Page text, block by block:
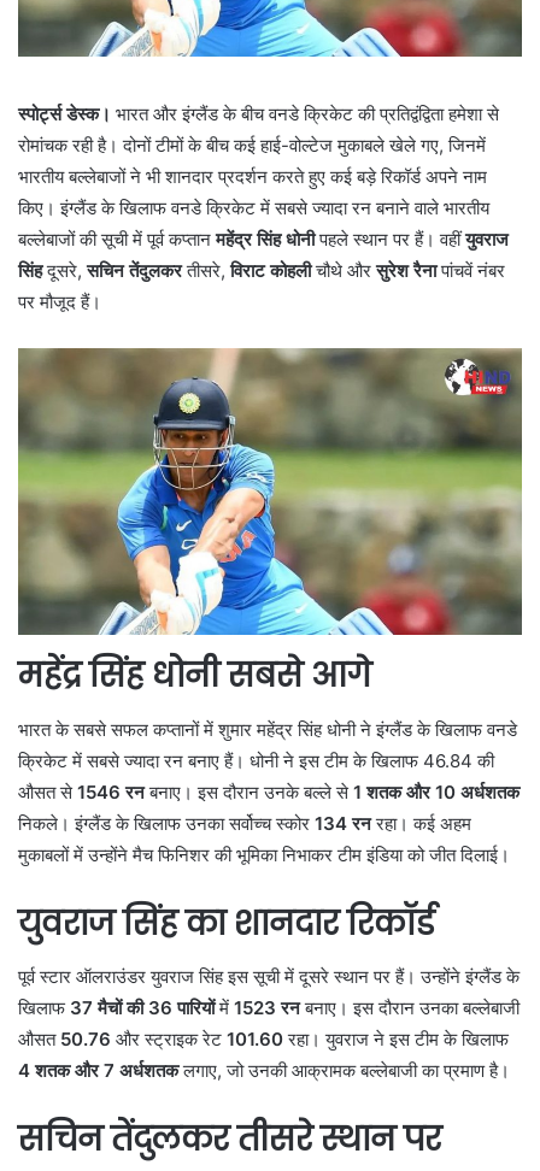
स्पोर्ट्स डेस्क। भारत और इंग्लैंड के बीच वनडे क्रिकेट की प्रतिद्वंद्विता हमेशा से
रोमांचक रही है। दोनों टीमों के बीच कई हाई-वोल्टेज मुकाबले खेले गए, जिनमें
भारतीय बल्लेबाजों ने भी शानदार प्रदर्शन करते हुए कई बड़े रिकॉर्ड अपने नाम
किए। इंग्लैंड के खिलाफ वनडे क्रिकेट में सबसे ज्यादा रन बनाने वाले भारतीय
बल्लेबाजों की सूची में पूर्व कप्तानमहेंद्र सिंह धोनीपहले स्थान पर हैं। वहींयुवराज
सिंहदूसरे,सचिन तेंदुलकरतीसरे,विराट कोहलीचौथे औरसुरेश रैनापांचवें नंबर
पर मौजूद हैं।
महेंद्र सिंह धोनी सबसे आगे
भारत के सबसे सफल कप्तानों में शुमार महेंद्र सिंह धोनी ने इंग्लैंड के खिलाफ वनडे
क्रिकेट में सबसे ज्यादा रन बनाए हैं। धोनी ने इस टीम के खिलाफ 46.84 की
औसत से1546 रनबनाए। इस दौरान उनके बल्ले से1 शतक और 10 अर्धशतक
निकले। इंग्लैंड के खिलाफ उनका सर्वोच्च स्कोर 134 रनरहा। कई अहम
मुकाबलों में उन्होंने मैच फिनिशर की भूमिका निभाकर टीम इंडिया को जीत दिलाई।
युवराज सिंह का शानदार रिकॉर्ड
पूर्व स्टार ऑलराउंडर युवराज सिंह इस सूची में दूसरे स्थान पर हैं। उन्होंने इंग्लैंड के
खिलाफ 37 मैचों की 36 पारियोंमें 1523 रनबनाए। इस दौरान उनका बल्लेबाजी
औसत 50.76 और स्ट्राइक रेट 101.60रहा। युवराज ने इस टीम के खिलाफ
4 शतक और 7 अर्धशतकलगाए, जो उनकी आक्रामक बल्लेबाजी का प्रमाण है।
सचिन तेंदुलकर तीसरे स्थान पर